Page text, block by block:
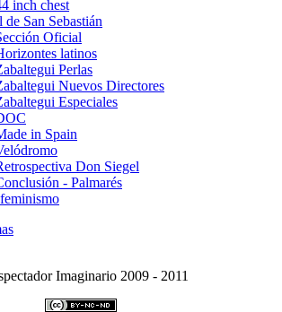
inch chest
de San Sebastián
Oficial
latinos
Perlas
Nuevos Directores
Especiales
in Spain
Don Siegel
- Palmarés
Imaginario 2009 - 2011